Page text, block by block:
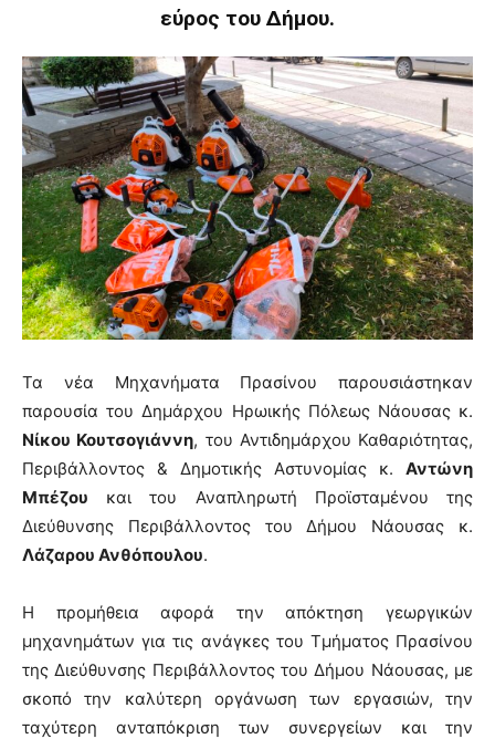
εύρος του Δήμου.
Τα νέα Μηχανήματα Πρασίνου παρουσιάστηκαν
παρουσία του Δημάρχου Ηρωικής Πόλεως Νάουσας κ.
Νίκου Κουτσογιάννη, του Αντιδημάρχου Καθαριότητας,
Περιβάλλοντος & Δημοτικής Αστυνομίας κ. Αντώνη
Μπέζου και του Αναπληρωτή Προϊσταμένου της
Διεύθυνσης Περιβάλλοντος του Δήμου Νάουσας κ.
Λάζαρου Ανθόπουλου.
Η προμήθεια αφορά την απόκτηση γεωργικών
μηχανημάτων για τις ανάγκες του Τμήματος Πρασίνου
της Διεύθυνσης Περιβάλλοντος του Δήμου Νάουσας, με
σκοπό την καλύτερη οργάνωση των εργασιών, την
ταχύτερη ανταπόκριση των συνεργείων και την